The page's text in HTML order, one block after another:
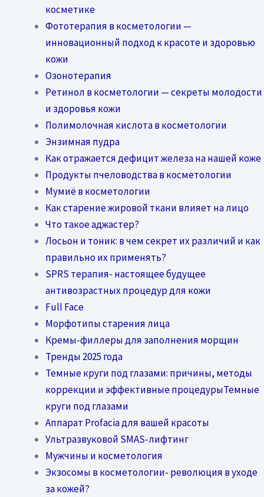
косметике
Фототерапия в косметологии —
инновационный подход к красоте и здоровью
кожи
Озонотерапия
Ретинол в косметологии — секреты молодости
и здоровья кожи
Полимолочная кислота в косметологии
Энзимная пудра
Как отражается дефицит железа на нашей коже
Продукты пчеловодства в косметологии
Мумиё в косметологии
Как старение жировой ткани влияет на лицо
Что такое аджастер?
Лосьон и тоник: в чем секрет их различий и как
правильно их применять?
SPRS терапия- настоящее будущее
антивозрастных процедур для кожи
Full Face
Морфотипы старения лица
Кремы-филлеры для заполнения морщин
Тренды 2025 года
Темные круги под глазами: причины, методы
коррекции и эффективные процедурыТемные
круги под глазами
Аппарат Profacia для вашей красоты
Ультразвуковой SMAS-лифтинг
Мужчины и косметология
Экзосомы в косметологии- революция в уходе
за кожей?